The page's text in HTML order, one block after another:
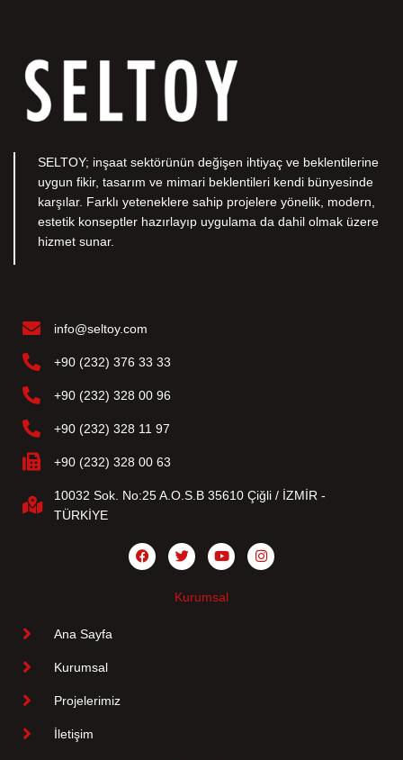
SELTOY; inşaat sektörünün değişen ihtiyaç ve beklentilerine
uygun fikir, tasarım ve mimari beklentileri kendi bünyesinde
karşılar. Farklı yeteneklere sahip projelere yönelik, modern,
estetik konseptler hazırlayıp uygulama da dahil olmak üzere
hizmet sunar.
info@seltoy.com
+90 (232) 376 33 33
+90 (232) 328 00 96
+90 (232) 328 11 97
+90 (232) 328 00 63
10032 Sok. No:25 A.O.S.B 35610 Çiğli / İZMİR -
TÜRKİYE
Kurumsal
Ana Sayfa
Kurumsal
Projelerimiz
İletişim